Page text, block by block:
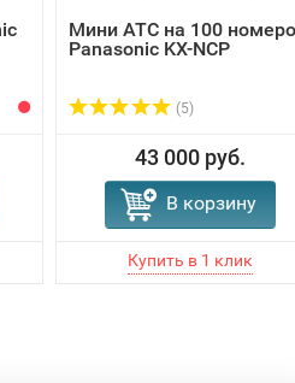
Мини АТС на 100
Panasonic KX-NCP
(5)
43 000 руб.
В корзину